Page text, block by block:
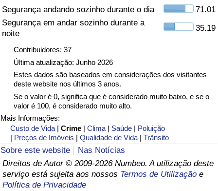
Segurança andando sozinho durante o dia
71.01
Segurança em andar sozinho durante a
noite
35.19
Contribuidores: 37
Última atualização: Junho 2026
Estes dados são baseados em considerações dos visitantes
deste website nos últimos 3 anos.
Se o valor é 0, significa que é considerado muito baixo, e se o
valor é 100, é considerado muito alto.
Mais Informações:
Custo de Vida |Crime |Clima | Saúde | Poluição
| Preços de Imóveis |Qualidade de Vida |Trânsito
Sobre este website
Nas Notícias
Direitos de Autor © 2009-2026 Numbeo. A utilização deste
serviço está sujeita aos nossos Termos de Utilização e
Política de Privacidade
Indicador de Trânsito (Atual)
Indicador de Trânsito por País